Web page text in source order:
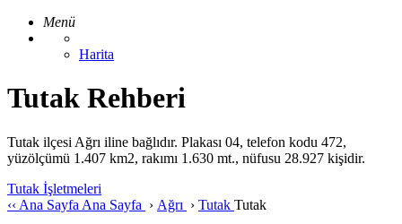
Menü
Harita
Tutak Rehberi
Tutak ilçesi Ağrı iline bağlıdır. Plakası 04, telefon kodu 472,
yüzölçümü 1.407 km2, rakımı 1.630 mt., nüfusu 28.927 kişidir.
Tutak İşletmeleri
‹‹ Ana Sayfa Ana Sayfa › Ağrı › Tutak Tutak